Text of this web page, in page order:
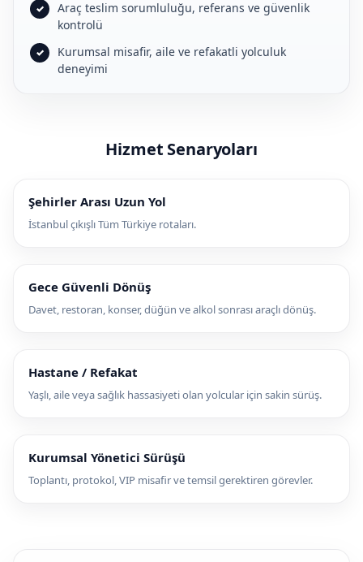
Araç teslim sorumluluğu, referans ve güvenlik
kontrolü
Kurumsal misafir, aile ve refakatli yolculuk
deneyimi
Hizmet Senaryoları
Şehirler Arası Uzun Yol
İstanbul çıkışlı Tüm Türkiye rotaları.
Gece Güvenli Dönüş
Davet, restoran, konser, düğün ve alkol sonrası araçlı dönüş.
Hastane / Refakat
Yaşlı, aile veya sağlık hassasiyeti olan yolcular için sakin sürüş.
Kurumsal Yönetici Sürüşü
Toplantı, protokol, VIP misafir ve temsil gerektiren görevler.